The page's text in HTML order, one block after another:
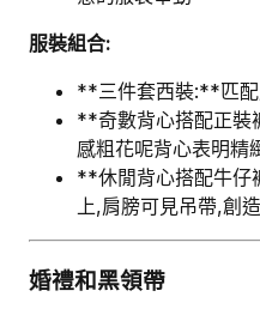
服裝組合:
**三件套西裝:**匹
**奇數背心搭配正裝
感粗花呢背心表明精
**休閒背心搭配牛仔
上,肩膀可見吊帶,創
婚禮和黑領帶